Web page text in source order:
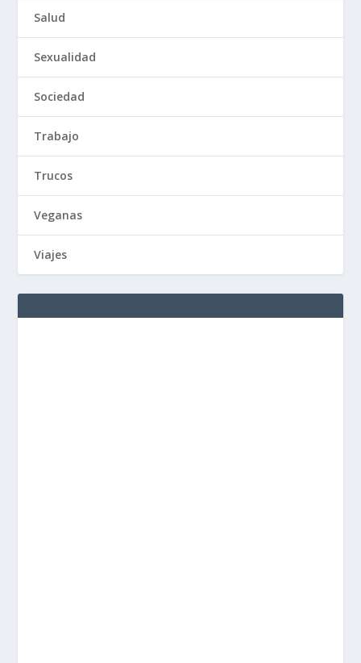
Salud
Sexualidad
Sociedad
Trabajo
Trucos
Veganas
Viajes